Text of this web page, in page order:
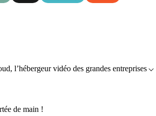
l’hébergeur vidéo des grandes entreprises
de main !